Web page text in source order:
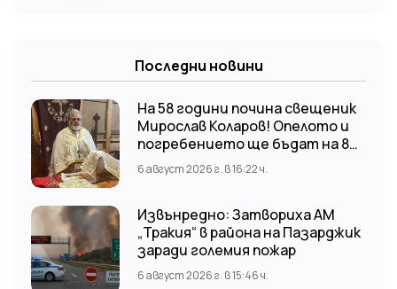
Последни новини
На 58 години почина свещеник
Мирослав Коларов! Опелото и
погребението ще бъдат на 8
август (събота) от 11:00 часа в
храм “Св. Св. Козма и Дамян”, гр.
6 август 2026 г. в 16:22 ч.
Извънредно: Затвориха АМ
„Тракия“ в района на Пазарджик
заради големия пожар
6 август 2026 г. в 15:46 ч.